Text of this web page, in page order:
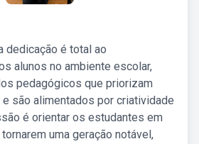
dedicação é total ao
alunos no ambiente escolar,
pedagógicos que priorizam
são alimentados por criatividade
é orientar os estudantes em
uma geração notável,